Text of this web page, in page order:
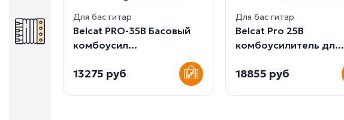
Для бас гитар
Belcat PRO-35B Басовый
комбоусил...
13275 руб
Для бас гитар
Belcat Pro 25B
комбоусилитель дл...
18855 руб